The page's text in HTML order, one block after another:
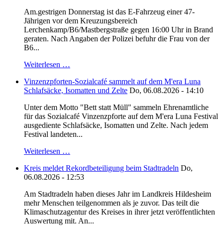
Am.gestrigen Donnerstag ist das E-Fahrzeug einer 47-
Jährigen vor dem Kreuzungsbereich
Lerchenkamp/B6/Mastbergstraße gegen 16:00 Uhr in Brand
geraten. Nach Angaben der Polizei befuhr die Frau von der
B6...
Weiterlesen …
Vinzenzpforten-Sozialcafé sammelt auf dem M'era Luna
Schlafsäcke, Isomatten und Zelte Do, 06.08.2026 - 14:10
Unter dem Motto "Bett statt Müll" sammeln Ehrenamtliche
für das Sozialcafé Vinzenzpforte auf dem M'era Luna Festival
ausgediente Schlafsäcke, Isomatten und Zelte. Nach jedem
Festival landeten...
Weiterlesen …
Kreis meldet Rekordbeteiligung beim Stadtradeln Do,
06.08.2026 - 12:53
Am Stadtradeln haben dieses Jahr im Landkreis Hildesheim
mehr Menschen teilgenommen als je zuvor. Das teilt die
Klimaschutzagentur des Kreises in ihrer jetzt veröffentlichten
Auswertung mit. An...